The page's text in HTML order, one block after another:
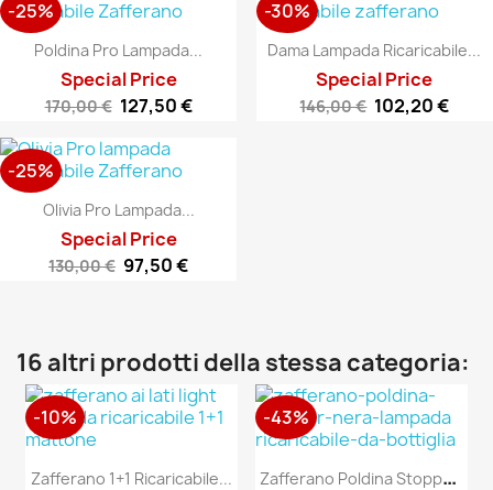
Poldina Pro Lampada...
Special Price
170,00 € 127,50 €
-25%
Dama Lampada Ricaricabile...
Special Price
146,00 € 102,20 €
-30%
Olivia Pro Lampada...
Special Price
130,00 € 97,50 €
-25%
16 altri prodotti della stessa categoria:
Zafferano 1+1 Ricaricabile...
-10%
Z
Afferano Poldina Stopper Nera
-43%